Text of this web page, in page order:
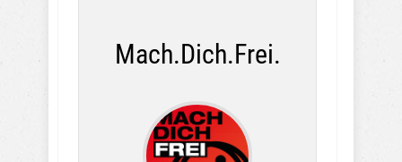
Mach.Dich.Frei.